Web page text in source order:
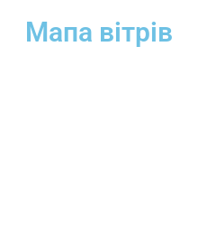
Мапа вітрів